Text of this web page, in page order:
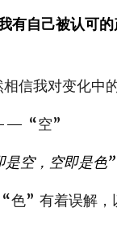
有自己被认可
我对变化中
“空”
是空，空即是
” 有着误解